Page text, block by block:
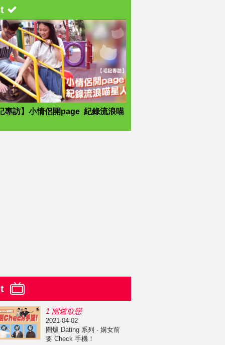
專訪】小情侶開page 紀錄流浪喵
1 圍爐取戀
2021-04-02
圍爐 Dating 系列 - 媾女前
要 Check 手機！